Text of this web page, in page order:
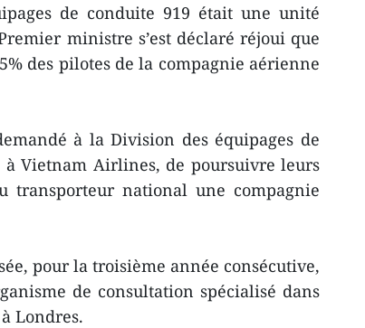
de conduite 919 était une unité
ministre s’est déclaré réjoui que
des pilotes de la compagnie aérienne
à la Division des équipages de
Vietnam Airlines, de poursuivre leurs
transporteur national une compagnie
pour la troisième année consécutive,
de consultation spécialisé dans
Londres.